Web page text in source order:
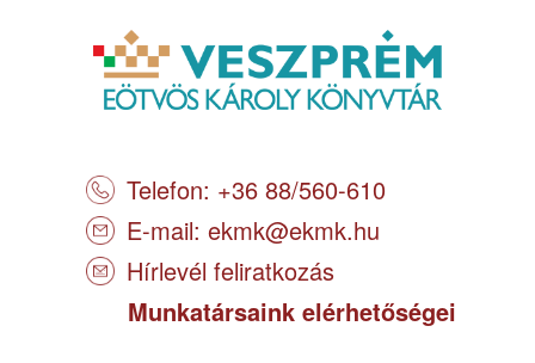
Telefon: +36 88/560-610
E-mail: ekmk@ekmk.hu
Hírlevél feliratkozás
Munkatársaink elérhetőségei